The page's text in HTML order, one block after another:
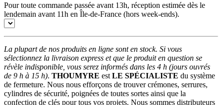
Pour toute commande passée avant 13h, réception estimée dès le
lendemain avant 11h en Île-de-France (hors week-ends).
La plupart de nos produits en ligne sont en stock. Si vous
sélectionnez la livraison express et que le produit en question se
révèle indisponible, vous serez informés dans les 4 h (jours ouvrés
de 9 h à 15 h). THOUMYRE est LE SPÉCIALISTE du système
de fermeture. Nous nous efforçons de trouver crémones, serrures,
cylindres de sécurité, poignées de toutes sortes ainsi que la
confection de clés pour tous vos projets. Nous sommes distributeurs